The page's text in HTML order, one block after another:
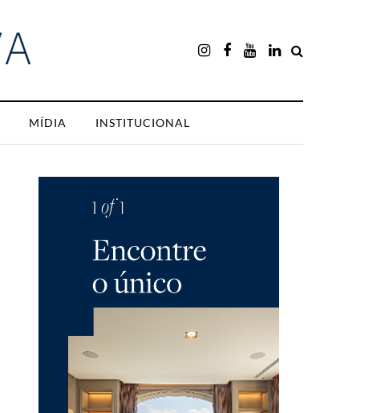
MÍDIA INSTITUCIONAL